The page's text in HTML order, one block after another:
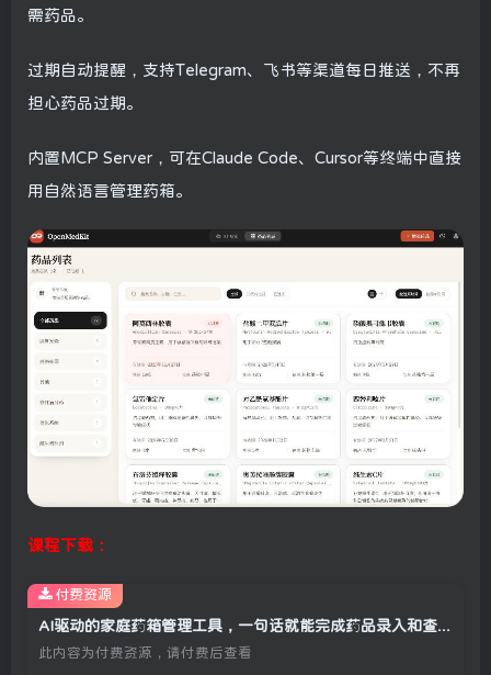
需药品。
过期自动提醒，支持Telegram、飞书等渠道每日推送，不再
担心药品过期。
内置MCP Server，可在Claude Code、Cursor等终端中直接
用自然语言管理药箱。
课程下载：
此内容为付费资源，请付费后查看
付费资源